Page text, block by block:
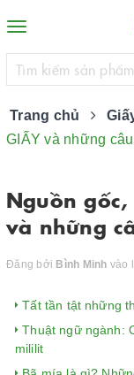
Toggle
navigation
Trang chủ
GIẤY và những
Nguồn
và những
Đăng bởi Bình Minh vào
​​​​​​​Tất tần tật những
Thuật ngữ ngành:
mililit